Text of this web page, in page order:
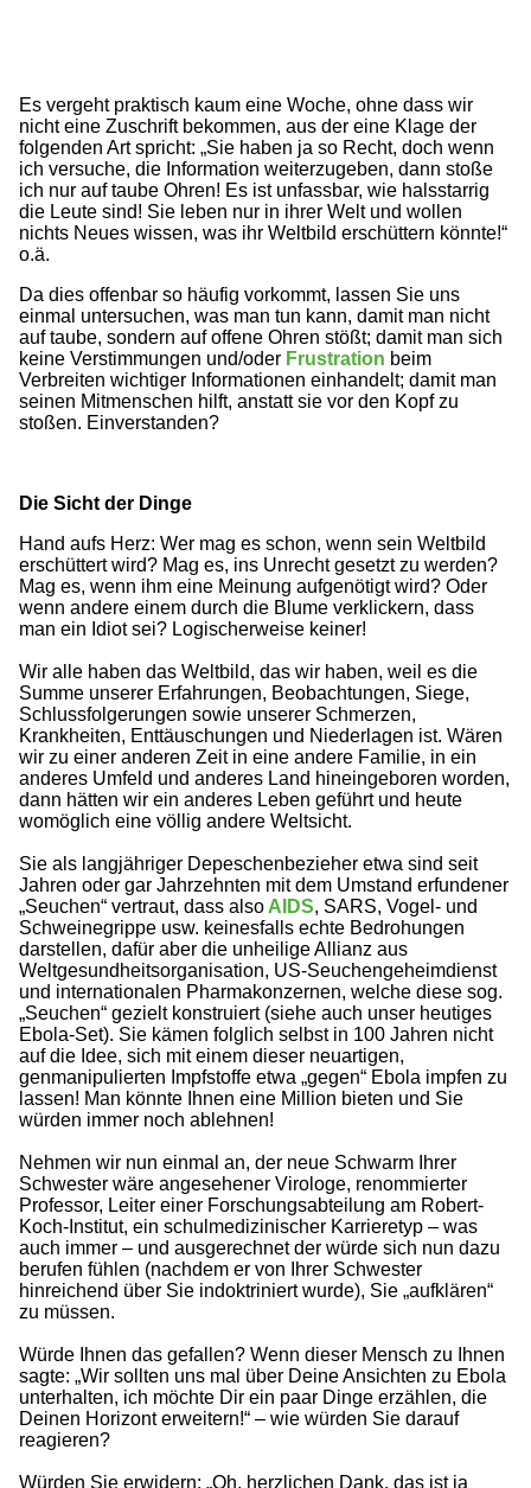
Es vergeht praktisch kaum eine Woche, ohne dass wir
nicht eine Zuschrift bekommen, aus der eine Klage der
folgenden Art spricht: „Sie haben ja so Recht, doch wenn
ich versuche, die Information weiterzugeben, dann stoße
ich nur auf taube Ohren! Es ist unfassbar, wie halsstarrig
die Leute sind! Sie leben nur in ihrer Welt und wollen
nichts Neues wissen, was ihr Weltbild erschüttern könnte!“
o.ä.
Da dies offenbar so häufig vorkommt, lassen Sie uns
einmal untersuchen, was man tun kann, damit man nicht
auf taube, sondern auf offene Ohren stößt; damit man sich
keine Verstimmungen und/oder Frustration beim
Verbreiten wichtiger Informationen einhandelt; damit man
seinen Mitmenschen hilft, anstatt sie vor den Kopf zu
stoßen. Einverstanden?
Die Sicht der Dinge
Hand aufs Herz: Wer mag es schon, wenn sein Weltbild
erschüttert wird? Mag es, ins Unrecht gesetzt zu werden?
Mag es, wenn ihm eine Meinung aufgenötigt wird? Oder
wenn andere einem durch die Blume verklickern, dass
man ein Idiot sei? Logischerweise keiner!
Wir alle haben das Weltbild, das wir haben, weil es die
Summe unserer Erfahrungen, Beobachtungen, Siege,
Schlussfolgerungen sowie unserer Schmerzen,
Krankheiten, Enttäuschungen und Niederlagen ist. Wären
wir zu einer anderen Zeit in eine andere Familie, in ein
anderes Umfeld und anderes Land hineingeboren worden,
dann hätten wir ein anderes Leben geführt und heute
womöglich eine völlig andere Weltsicht.
Sie als langjähriger Depeschenbezieher etwa sind seit
Jahren oder gar Jahrzehnten mit dem Umstand erfundener
„Seuchen“ vertraut, dass also AIDS, SARS, Vogel- und
Schweinegrippe usw. keinesfalls echte Bedrohungen
darstellen, dafür aber die unheilige Allianz aus
Weltgesundheitsorganisation, US-Seuchengeheimdienst
und internationalen Pharmakonzernen, welche diese sog.
„Seuchen“ gezielt konstruiert (siehe auch unser heutiges
Ebola-Set). Sie kämen folglich selbst in 100 Jahren nicht
auf die Idee, sich mit einem dieser neuartigen,
genmanipulierten Impfstoffe etwa „gegen“ Ebola impfen zu
lassen! Man könnte Ihnen eine Million bieten und Sie
würden immer noch ablehnen!
Nehmen wir nun einmal an, der neue Schwarm Ihrer
Schwester wäre angesehener Virologe, renommierter
Professor, Leiter einer Forschungsabteilung am Robert-
Koch-Institut, ein schulmedizinischer Karrieretyp – was
auch immer – und ausgerechnet der würde sich nun dazu
berufen fühlen (nachdem er von Ihrer Schwester
hinreichend über Sie indoktriniert wurde), Sie „aufklären“
zu müssen.
Würde Ihnen das gefallen? Wenn dieser Mensch zu Ihnen
sagte: „Wir sollten uns mal über Deine Ansichten zu Ebola
unterhalten, ich möchte Dir ein paar Dinge erzählen, die
Deinen Horizont erweitern!“ – wie würden Sie darauf
reagieren?
Würden Sie erwidern: „Oh, herzlichen Dank, das ist ja